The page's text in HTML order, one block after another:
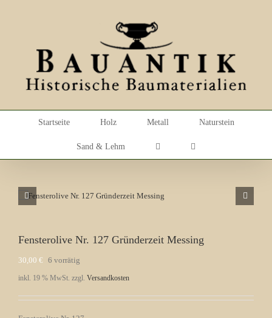
Startseite Holz Metall Naturstein
Sand & Lehm
Fensterolive Nr. 127 Gründerzeit Messing
30,00 € 6 vorrätig
inkl. 19 % MwSt. zzgl. Versandkosten